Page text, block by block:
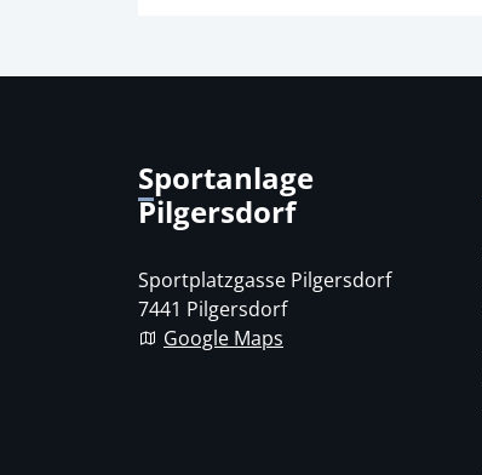
Sportanlage
Pilgersdorf
Sportplatzgasse Pilgersdorf
7441 Pilgersdorf
Google Maps